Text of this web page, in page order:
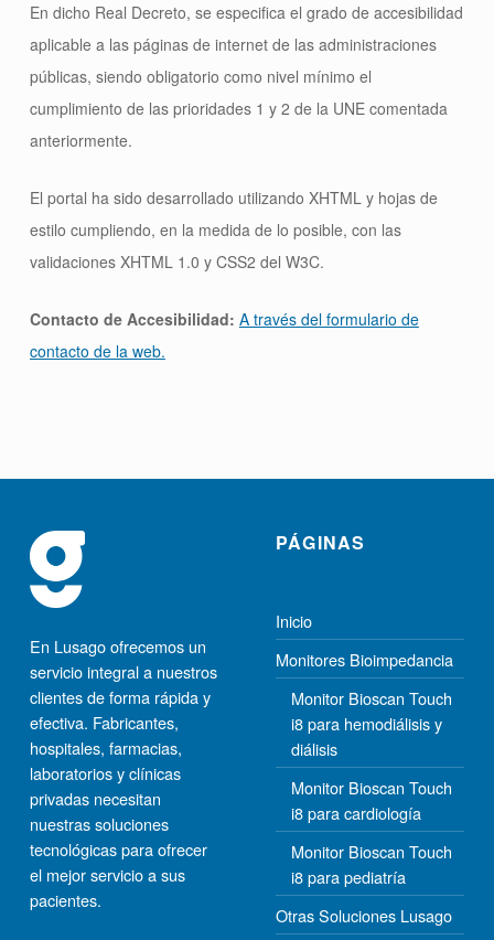
En dicho Real Decreto, se especifica el grado de accesibilidad
aplicable a las páginas de internet de las administraciones
públicas, siendo obligatorio como nivel mínimo el
cumplimiento de las prioridades 1 y 2 de la UNE comentada
anteriormente.
El portal ha sido desarrollado utilizando XHTML y hojas de
estilo cumpliendo, en la medida de lo posible, con las
validaciones XHTML 1.0 y CSS2 del W3C.
Contacto de Accesibilidad: A través del formulario de
contacto de la web.
Skip back to main navigation
En Lusago ofrecemos un
servicio integral a nuestros
clientes de forma rápida y
efectiva. Fabricantes,
hospitales, farmacias,
laboratorios y clínicas
privadas necesitan
nuestras soluciones
tecnológicas para ofrecer
el mejor servicio a sus
pacientes.
PÁGINAS
Inicio
Monitores Bioimpedancia
Monitor Bioscan Touch
i8 para hemodiálisis y
diálisis
Monitor Bioscan Touch
i8 para cardiología
Monitor Bioscan Touch
i8 para pediatría
Otras Soluciones Lusago